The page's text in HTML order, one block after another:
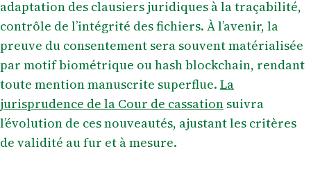
adaptation des clausiers juridiques à la traçabilité,
contrôle de l’intégrité des fichiers. À l’avenir, la
preuve du consentement sera souvent matérialisée
par motif biométrique ou hash blockchain, rendant
toute mention manuscrite superflue. La
jurisprudence de la Cour de cassation suivra
l’évolution de ces nouveautés, ajustant les critères
de validité au fur et à mesure.